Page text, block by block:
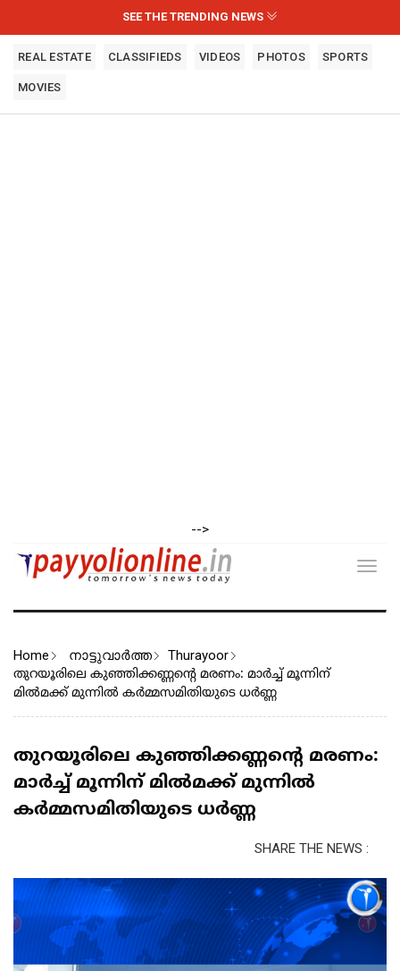
SEE THE TRENDING NEWS
REAL ESTATE CLASSIFIEDS VIDEOS PHOTOS SPORTS
MOVIES
-->
Home നാട്ടുവാര്‍ത്ത Thurayoor
തുറയൂരിലെ കുഞ്ഞിക്കണ്ണന്റെ മരണം: മാർച്ച്‌ മൂന്നിന്
മിൽമക്ക് മുന്നിൽ കർമ്മസമിതിയുടെ ധർണ്ണ
തുറയൂരിലെ കുഞ്ഞിക്കണ്ണന്റെ മരണം:
മാർച്ച്‌ മൂന്നിന് മിൽമക്ക് മുന്നിൽ
കർമ്മസമിതിയുടെ ധർണ്ണ
SHARE THE NEWS :